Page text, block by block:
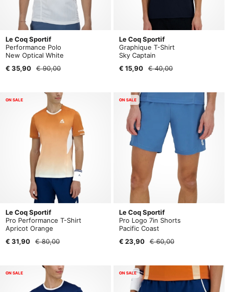
Le Coq Sportif
Performance Polo
New Optical White
€ 35,90
€ 90,00
Le Coq Sportif
Graphique T-Shirt
Sky Captain
€ 15,90
€ 40,00
ON SALE
Le Coq Sportif
Pro Performance T-Shirt
Apricot Orange
€ 31,90
€ 80,00
ON SALE
Le Coq Sportif
Pro Logo 7in Shorts
Pacific Coast
€ 23,90
€ 60,00
ON SALE ON SALE